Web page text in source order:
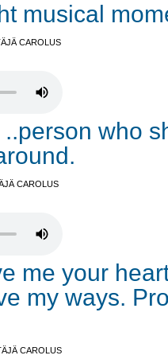
musical
CAROLUS
who
CAROLUS
me your
my ways.
CAROLUS